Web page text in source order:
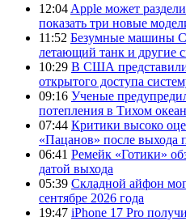
12:04 Apple может
показать три новые
11:52 Безумные машины
летающий танк и другие
10:29 В США
открытого доступа
09:16 Ученые
потепления в Тихом
07:44 Критики высоко
«Пацанов» после выхода
06:41 Ремейк «Готики»
датой выхода
05:39 Складной айфон
сентябре 2026 года
19:47 iPhone 17 Pro